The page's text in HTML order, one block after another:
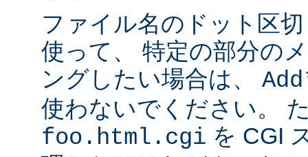
ファイル名のドット区
使って、 特定の部分の
ングしたい場合は、
使わないでください。
foo.html.cgi を CGI